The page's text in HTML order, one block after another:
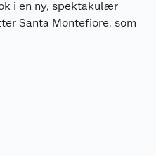
i en ny, spektakulær
Santa Montefiore, som